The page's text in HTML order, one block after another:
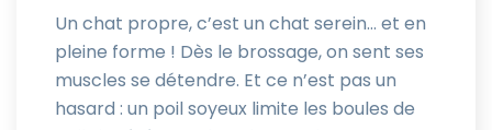
Un chat propre, c’est un chat serein… et en
pleine forme ! Dès le brossage, on sent ses
muscles se détendre. Et ce n’est pas un
hasard : un poil soyeux limite les boules de